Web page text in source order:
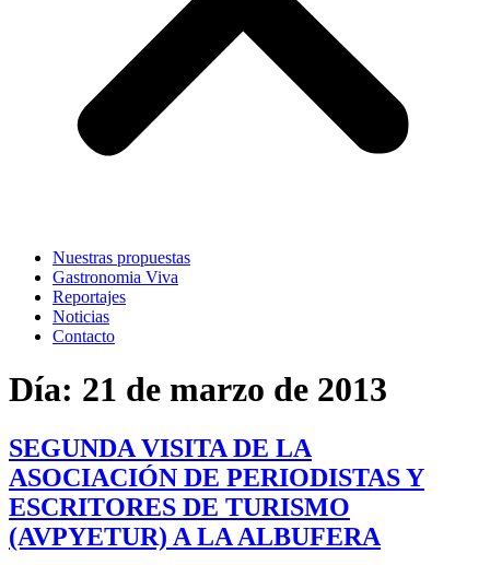
Nuestras propuestas
Gastronomia Viva
Reportajes
Noticias
Contacto
Día: 21 de marzo de 2013
SEGUNDA VISITA DE LA
ASOCIACIÓN DE PERIODISTAS Y
ESCRITORES DE TURISMO
(AVPYETUR) A LA ALBUFERA